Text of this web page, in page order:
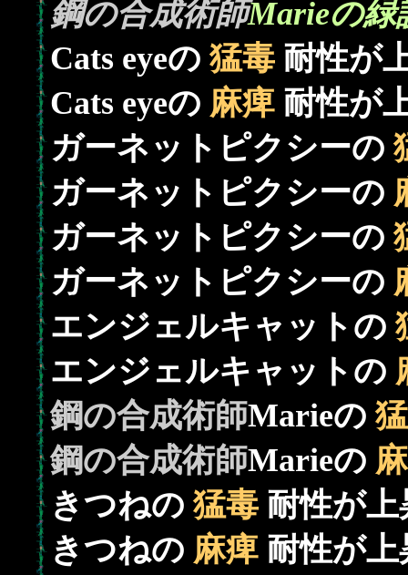
鋼の合成術師Marieの緑
Cats eyeの 猛毒 耐性が
Cats eyeの 麻痺 耐性が
ガーネットピクシーの
ガーネットピクシーの
ガーネットピクシーの
ガーネットピクシーの
エンジェルキャットの
エンジェルキャットの
鋼の合成術師Marieの
鋼の合成術師Marieの
きつねの 猛毒 耐性が上
きつねの 麻痺 耐性が上